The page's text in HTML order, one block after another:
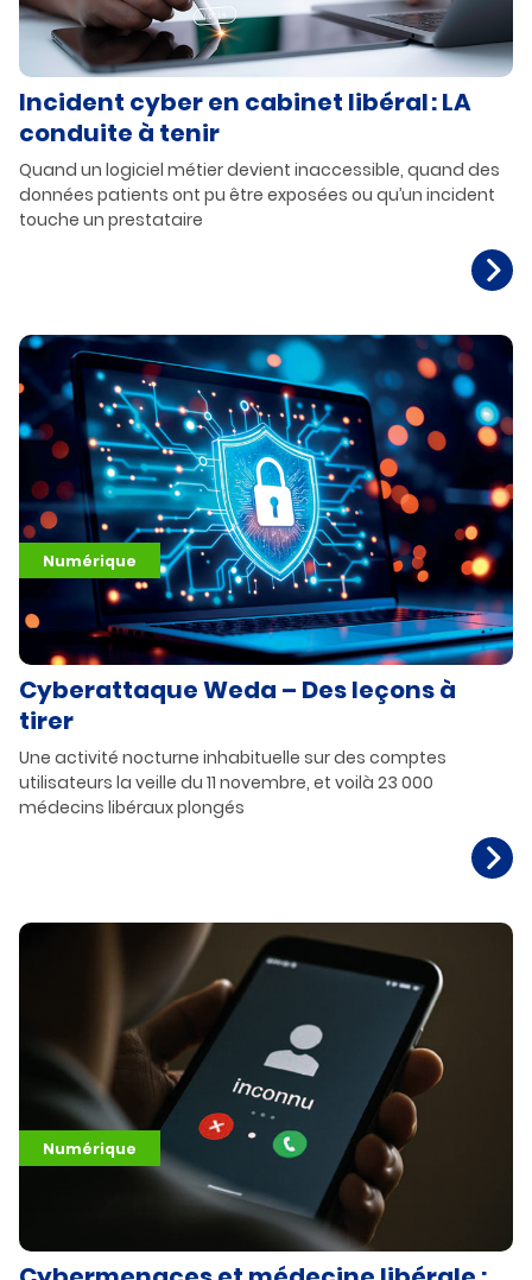
Incident cyber en cabinet libéral : LA
conduite à tenir
Quand un logiciel métier devient inaccessible, quand des
données patients ont pu être exposées ou qu’un incident
touche un prestataire
Cyberattaque Weda – Des leçons à
tirer
Une activité nocturne inhabituelle sur des comptes
utilisateurs la veille du 11 novembre, et voilà 23 000
médecins libéraux plongés
Numérique
Numérique